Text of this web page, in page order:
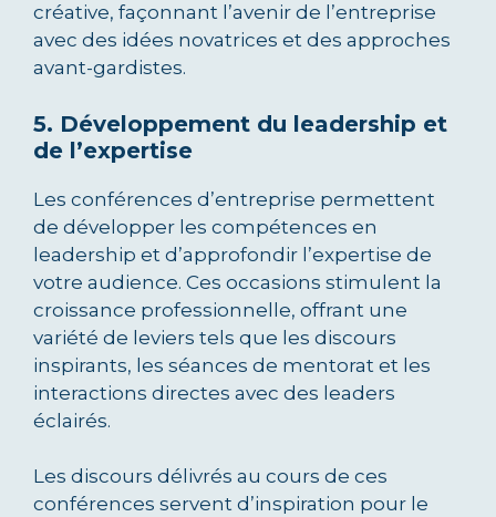
créative, façonnant l’avenir de l’entreprise
avec des idées novatrices et des approches
avant-gardistes.
5. Développement du leadership et
de l’expertise
Les conférences d’entreprise permettent
de développer les compétences en
leadership et d’approfondir l’expertise de
votre audience. Ces occasions stimulent la
croissance professionnelle, offrant une
variété de leviers tels que les discours
inspirants, les séances de mentorat et les
interactions directes avec des leaders
éclairés.
Les discours délivrés au cours de ces
conférences servent d’inspiration pour le